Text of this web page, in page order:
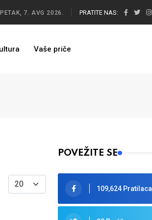
PETAK, 7. AVG 2026. PRATITE NAS:
Vaše priče
Display #
POVEŽITE SE
109,624 Pratilaca